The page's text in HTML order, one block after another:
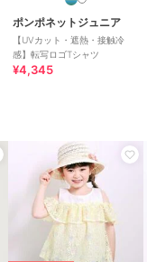
ポンポネットジュニア
【UVカット・遮熱・接触冷
感】転写ロゴTシャツ
¥4,345